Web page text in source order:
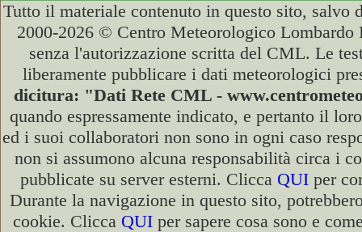
Tutto il materiale contenuto in questo sito, salvo
2000-2026 © Centro Meteorologico
senza l'autorizzazione scritta del CML. Le
liberamente pubblicare i dati meteorologici
dicitura: "Dati Rete CML -
quando espressamente indicato, e pertanto il
ed i suoi collaboratori non sono in ogni caso
non si assumono alcuna responsabilità circa i
pubblicate su server esterni. Clicca QUIper
Durante la navigazione in questo sito,
cookie. Clicca QUI per sapere cosa sono e